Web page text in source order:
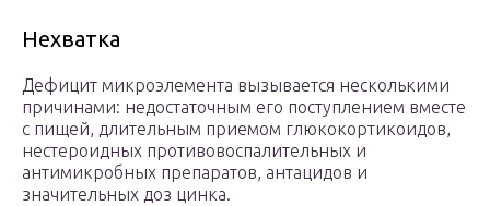
Нехватка
Дефицит микроэлемента вызывается несколькими
причинами: недостаточным его поступлением вместе
с пищей, длительным приемом глюкокортикоидов,
нестероидных противовоспалительных и
антимикробных препаратов, антацидов и
значительных доз цинка.